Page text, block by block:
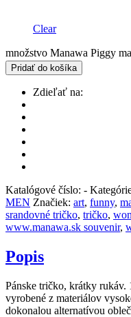
Clear
množstvo Manawa Piggy
Pridať do košíka
Zdieľať na:
Katalógové číslo: -
MEN Značiek: art, funny,
srandovné tričko, tričko,
www.manawa.sk souvenir,
Popis
Pánske tričko, krátky rukáv.
vyrobené z materiálov
dokonalou alternatívou